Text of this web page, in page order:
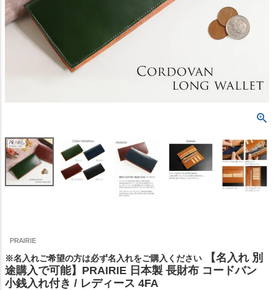
PRAIRIE
※名入れご希望の方は必ず名入れをご購入ください
【名入れ 別
途購入で可能】PRAIRIE 日本製 長財布 コードバン
小銭入れ付き / レディース 4FA